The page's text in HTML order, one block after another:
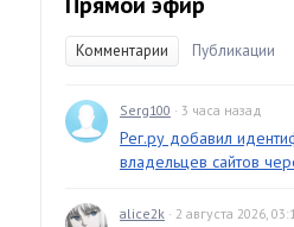
Комментарии Публикации
Serg100 · 3 часа назад
Рег.ру добавил
владельцев сайтов
alice2k · 2 августа 2026,